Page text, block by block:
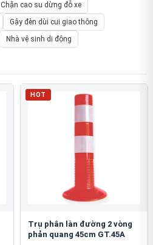
Chặn cao su dừng đỗ xe
Gậy đèn dùi cui giao thông
Nhà vệ sinh di động
HOT
Trụ phân làn đường 2 vòng
phản quang 45cm GT.45A